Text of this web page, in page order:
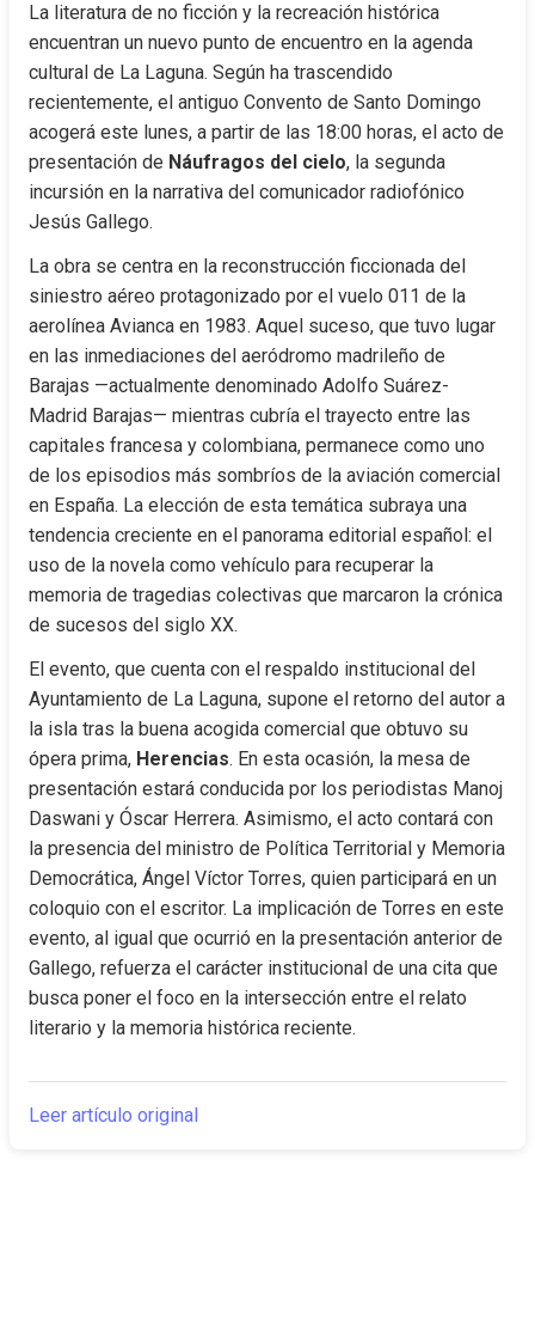
La literatura de no ficción y la recreación histórica
encuentran un nuevo punto de encuentro en la agenda
cultural de La Laguna. Según ha trascendido
recientemente, el antiguo Convento de Santo Domingo
acogerá este lunes, a partir de las 18:00 horas, el acto de
presentación de Náufragos del cielo, la segunda
incursión en la narrativa del comunicador radiofónico
Jesús Gallego.
La obra se centra en la reconstrucción ficcionada del
siniestro aéreo protagonizado por el vuelo 011 de la
aerolínea Avianca en 1983. Aquel suceso, que tuvo lugar
en las inmediaciones del aeródromo madrileño de
Barajas —actualmente denominado Adolfo Suárez-
Madrid Barajas— mientras cubría el trayecto entre las
capitales francesa y colombiana, permanece como uno
de los episodios más sombríos de la aviación comercial
en España. La elección de esta temática subraya una
tendencia creciente en el panorama editorial español: el
uso de la novela como vehículo para recuperar la
memoria de tragedias colectivas que marcaron la crónica
de sucesos del siglo XX.
El evento, que cuenta con el respaldo institucional del
Ayuntamiento de La Laguna, supone el retorno del autor a
la isla tras la buena acogida comercial que obtuvo su
ópera prima, Herencias. En esta ocasión, la mesa de
presentación estará conducida por los periodistas Manoj
Daswani y Óscar Herrera. Asimismo, el acto contará con
la presencia del ministro de Política Territorial y Memoria
Democrática, Ángel Víctor Torres, quien participará en un
coloquio con el escritor. La implicación de Torres en este
evento, al igual que ocurrió en la presentación anterior de
Gallego, refuerza el carácter institucional de una cita que
busca poner el foco en la intersección entre el relato
literario y la memoria histórica reciente.
Leer artículo original